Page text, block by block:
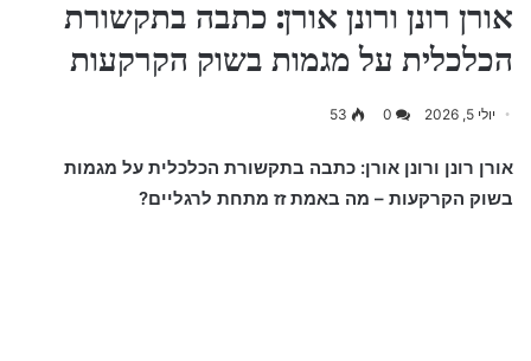
אורן רונן ורונן אורן: כתבה בתקשורת
הכלכלית על מגמות בשוק הקרקעות
יולי 5, 2026 0
53
אורן רונן ורונן אורן: כתבה בתקשורת הכלכלית על מגמות
בשוק הקרקעות – מה באמת זז מתחת לרגליים?